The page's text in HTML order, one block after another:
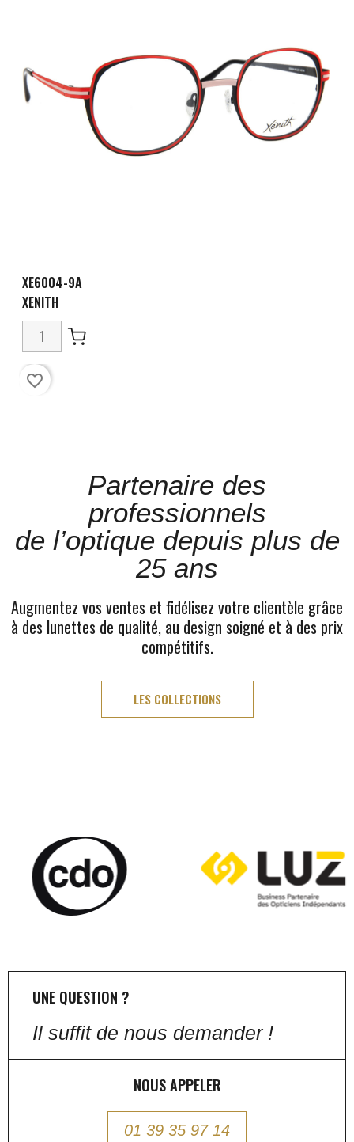
XE6004-9A
XENITH
favorite_border
Partenaire des
professionnels
de l’optique depuis plus de
25 ans
Augmentez vos ventes et fidélisez votre clientèle grâce
à des lunettes de qualité, au design soigné et à des prix
compétitifs.
LES COLLECTIONS
UNE QUESTION ?
Il suffit de nous demander !
NOUS APPELER
01 39 35 97 14